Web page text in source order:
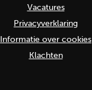
Vacatures
Privacyverklaring
Informatie over cookies
Klachten